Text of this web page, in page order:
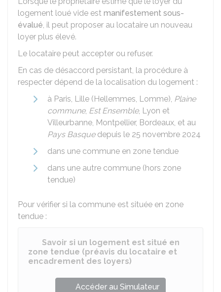
logement loué vide est manifestement sous-
évalué, il peut proposer au locataire un nouveau
loyer plus élevé.
Le locataire peut accepter ou refuser.
En cas de désaccord persistant, la procédure à
respecter dépend de la localisation du logement :
à Paris, Lille (Hellemmes, Lomme), Plaine
commune, Est Ensemble, Lyon et
Villeurbanne, Montpellier, Bordeaux, et au
Pays Basque depuis le 25 novembre 2024
dans une commune en zone tendue
dans une autre commune (hors zone
tendue)
Pour vérifier si la commune est située en zone
tendue :
Savoir si un logement est situé en
zone tendue (préavis du locataire et
encadrement des loyers)
Accéder au Simulateur